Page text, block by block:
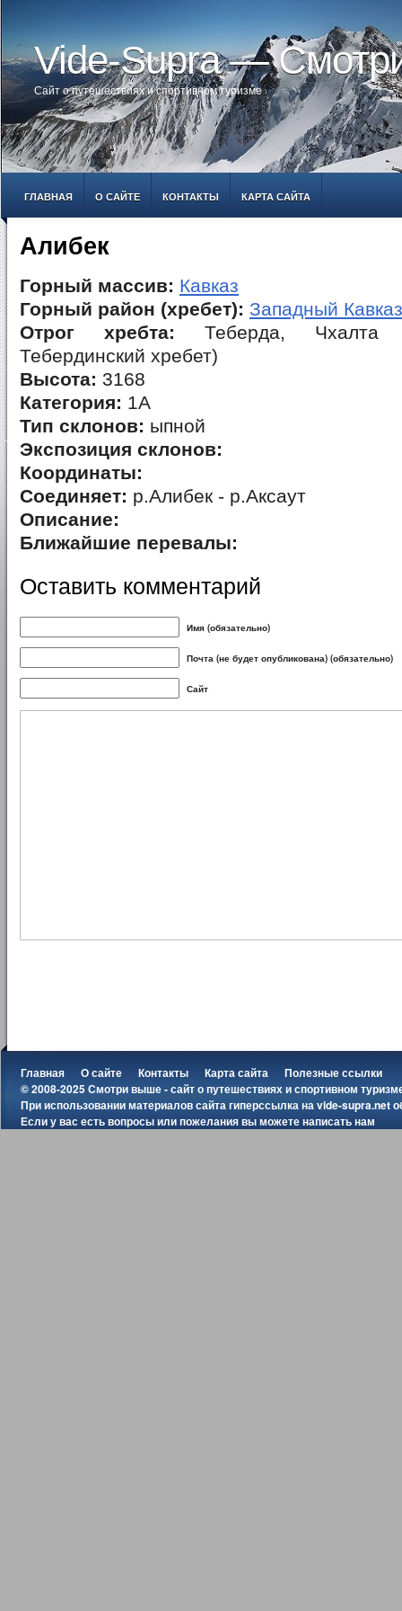
Vide-Supra —
Сайт о путешествиях и спортивном туризме
ГЛАВНАЯ О САЙТЕ КОНТАКТЫ КАРТА САЙТА
Алибек
Горный массив: Кавказ
Горный район (хребет): Западный Кавказ
Отрог хребта: Теберда, Чхалта
Тебердинский хребет)
Высота: 3168
Категория: 1А
Тип склонов: ыпной
Экспозиция склонов:
Координаты:
Соединяет: р.Алибек - р.Аксаут
Описание:
Ближайшие перевалы:
Оставить комментарий
Имя (обязательно)
Почта (не будет опубликована) (обязательно)
Сайт
Главная О сайте Контакты Карта сайта
Полезные ссылки
© 2008-2025 Смотри выше - сайт о путешествиях и спортивном
При использовании материалов сайта гиперссылка наvide-supra.net
Если у вас есть вопросы или пожелания вы можетенаписать нам